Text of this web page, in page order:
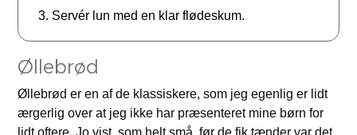
Servér lun med en klar flødeskum.
Øllebrød
Øllebrød er en af de klassiskere, som jeg egenlig er lidt
ærgerlig over at jeg ikke har præsenteret mine børn for